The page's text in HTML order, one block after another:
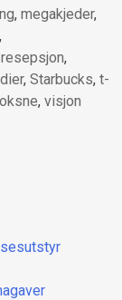
, megakjeder,
,
resepsjon,
, Starbucks, t-
, visjon